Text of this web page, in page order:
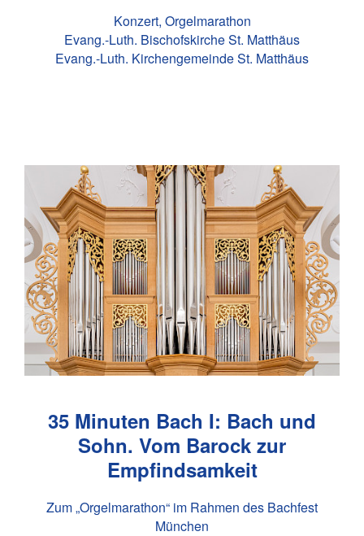
Konzert, Orgelmarathon
Evang.-Luth. Bischofskirche St. Matthäus
Evang.-Luth. Kirchengemeinde St. Matthäus
35 Minuten Bach I: Bach und
Sohn. Vom Barock zur
Empfindsamkeit
Zum „Orgelmarathon“ im Rahmen des Bachfest
München